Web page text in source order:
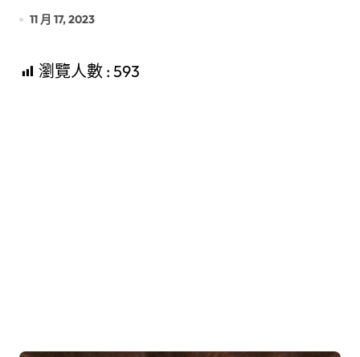
11 月 17, 2023
瀏覽人數 : 593